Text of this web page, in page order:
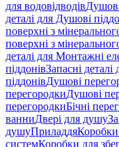
для водовідводів
деталі для Душові
поверхні з
поверхні з
деталі для Монтажні
піддонівЗапасні
піддонівДушові
перегородкиДушові
перегородкиБічні
ванниДвері для душу
душуПриладдяКоробки
системКоробки для